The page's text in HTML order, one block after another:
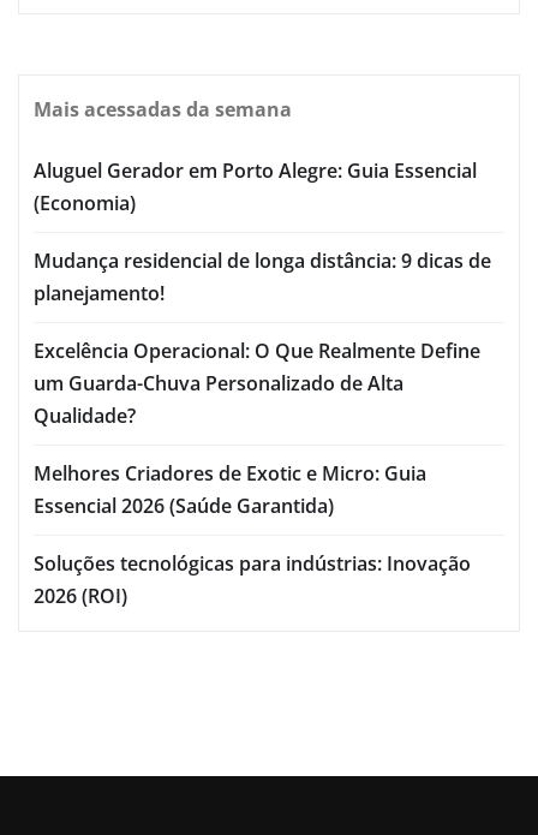
Mais acessadas da semana
Aluguel Gerador em Porto Alegre: Guia Essencial
(Economia)
Mudança residencial de longa distância: 9 dicas de
planejamento!
Excelência Operacional: O Que Realmente Define
um Guarda-Chuva Personalizado de Alta
Qualidade?
Melhores Criadores de Exotic e Micro: Guia
Essencial 2026 (Saúde Garantida)
Soluções tecnológicas para indústrias: Inovação
2026 (ROI)